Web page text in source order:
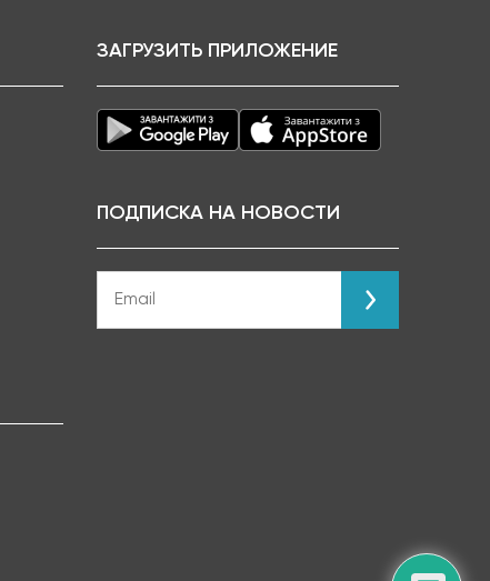
ЗАГРУЗИТЬ ПРИЛОЖЕНИЕ
ПОДПИСКА НА НОВОСТИ